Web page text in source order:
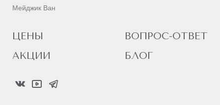
Мейджик Ван
ЦЕНЫ
АКЦИИ
ВОПРОС-ОТВЕТ
БЛОГ